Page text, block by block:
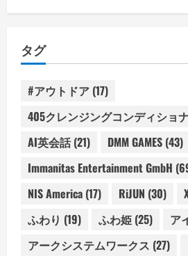
タグ
#アウトドア (17)
405クレンジングコンディショ
AI英会話(21) DMM GAMES (43)
Immanitas Entertainment GmbH
NIS America (17) RiJUN (30)
ふわり (19) ふわ姫 (25) ア
アークシステムワークス (27)